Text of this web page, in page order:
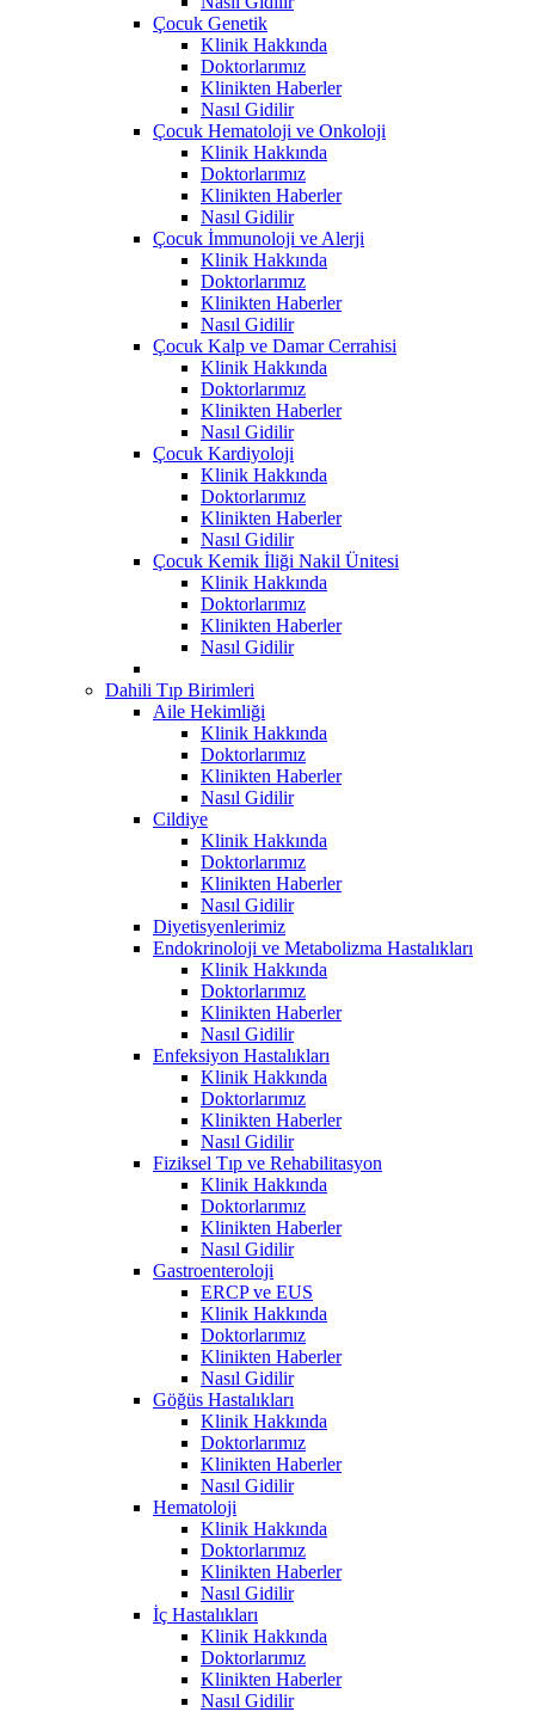
Çocuk Genetik
Klinik Hakkında
Doktorlarımız
Klinikten Haberler
Nasıl Gidilir
Çocuk Hematoloji ve Onkoloji
Klinik Hakkında
Doktorlarımız
Klinikten Haberler
Nasıl Gidilir
Çocuk İmmunoloji ve Alerji
Klinik Hakkında
Doktorlarımız
Klinikten Haberler
Nasıl Gidilir
Çocuk Kalp ve Damar Cerrahisi
Klinik Hakkında
Doktorlarımız
Klinikten Haberler
Nasıl Gidilir
Çocuk Kardiyoloji
Klinik Hakkında
Doktorlarımız
Klinikten Haberler
Nasıl Gidilir
Çocuk Kemik İliği Nakil Ünitesi
Klinik Hakkında
Doktorlarımız
Klinikten Haberler
Nasıl Gidilir
Dahili Tıp Birimleri
Aile Hekimliği
Klinik Hakkında
Doktorlarımız
Klinikten Haberler
Nasıl Gidilir
Cildiye
Klinik Hakkında
Doktorlarımız
Klinikten Haberler
Nasıl Gidilir
Diyetisyenlerimiz
Endokrinoloji ve Metabolizma Hastalıkları
Klinik Hakkında
Doktorlarımız
Klinikten Haberler
Nasıl Gidilir
Enfeksiyon Hastalıkları
Klinik Hakkında
Doktorlarımız
Klinikten Haberler
Nasıl Gidilir
Fiziksel Tıp ve Rehabilitasyon
Klinik Hakkında
Doktorlarımız
Klinikten Haberler
Nasıl Gidilir
Gastroenteroloji
ERCP ve EUS
Klinik Hakkında
Doktorlarımız
Klinikten Haberler
Nasıl Gidilir
Göğüs Hastalıkları
Klinik Hakkında
Doktorlarımız
Klinikten Haberler
Nasıl Gidilir
Hematoloji
Klinik Hakkında
Doktorlarımız
Klinikten Haberler
Nasıl Gidilir
İç Hastalıkları
Klinik Hakkında
Doktorlarımız
Klinikten Haberler
Nasıl Gidilir